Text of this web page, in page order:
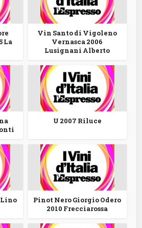
La
Vin Santo di Vigoleno
Vernasca 2006
Lusignani Alberto
U 2007 Riluce
Lino
Pinot Nero Giorgio Odero
2010 Frecciarossa